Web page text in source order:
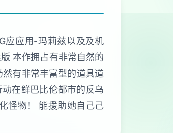
应应用-玛莉兹以及及机
本作拥占有非常自然的
有非常丰富型的道具道
在鲜巴比伦都市的反乌
怪物！ 能援助她自己己